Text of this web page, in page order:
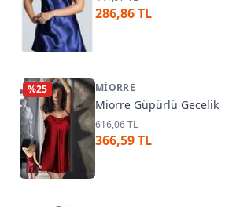
286,86 TL
%25 MIORRE
Miorre Güpürlü Gecelik
616,06 TL
366,59 TL